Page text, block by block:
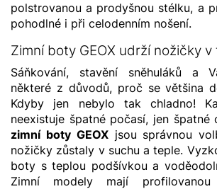
polstrovanou a prodyšnou stélku, a
pohodlné i při celodenním nošení.
Zimní boty GEOX udrží nožičky v
Sáňkování, stavění sněhuláků a
některé z důvodů, proč se většina
Kdyby jen nebylo tak chladno!
neexistuje špatné počasí, jen špatné
zimní boty GEOXjsou správnou
nožičky zůstaly v suchu a teple.
boty s teplou podšívkou a
Zimní modely mají